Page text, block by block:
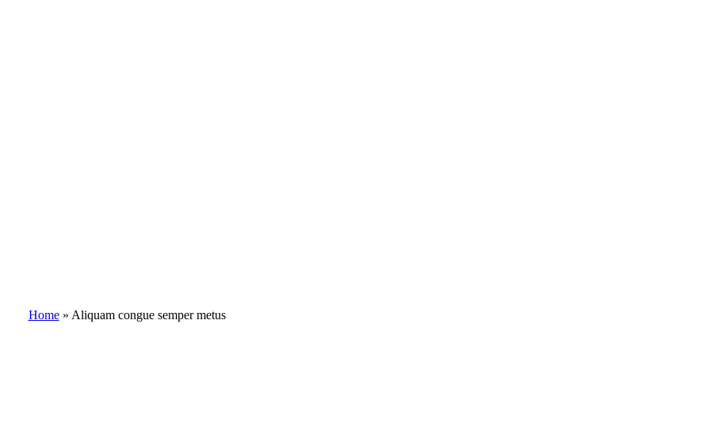
Home» Aliquam congue semper metus